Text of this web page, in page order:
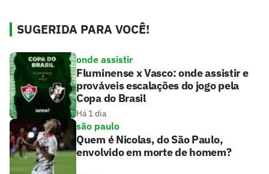
SUGERIDA PARA VOCÊ!
onde assistir
Fluminense x Vasco: onde assistir e
prováveis escalações do jogo pela
Copa do Brasil
Há 1 dia
são paulo
Quem é Nicolas, do São Paulo,
envolvido em morte de homem?